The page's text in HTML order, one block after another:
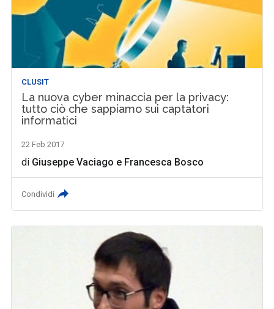
CLUSIT
La nuova cyber minaccia per la privacy:
tutto ciò che sappiamo sui captatori
informatici
22 Feb 2017
di Giuseppe Vaciago e Francesca Bosco
Condividi